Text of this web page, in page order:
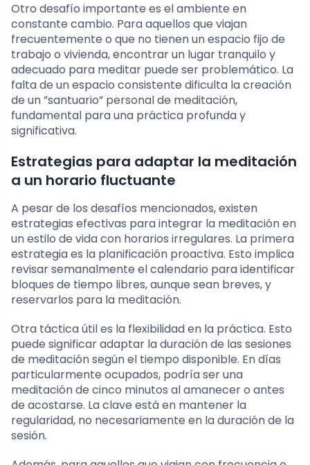
Otro desafío importante es el ambiente en
constante cambio. Para aquellos que viajan
frecuentemente o que no tienen un espacio fijo de
trabajo o vivienda, encontrar un lugar tranquilo y
adecuado para meditar puede ser problemático. La
falta de un espacio consistente dificulta la creación
de un ”santuario” personal de meditación,
fundamental para una práctica profunda y
significativa.
Estrategias para adaptar la meditación
a un horario fluctuante
A pesar de los desafíos mencionados, existen
estrategias efectivas para integrar la meditación en
un estilo de vida con horarios irregulares. La primera
estrategia es la planificación proactiva. Esto implica
revisar semanalmente el calendario para identificar
bloques de tiempo libres, aunque sean breves, y
reservarlos para la meditación.
Otra táctica útil es la flexibilidad en la práctica. Esto
puede significar adaptar la duración de las sesiones
de meditación según el tiempo disponible. En días
particularmente ocupados, podría ser una
meditación de cinco minutos al amanecer o antes
de acostarse. La clave está en mantener la
regularidad, no necesariamente en la duración de la
sesión.